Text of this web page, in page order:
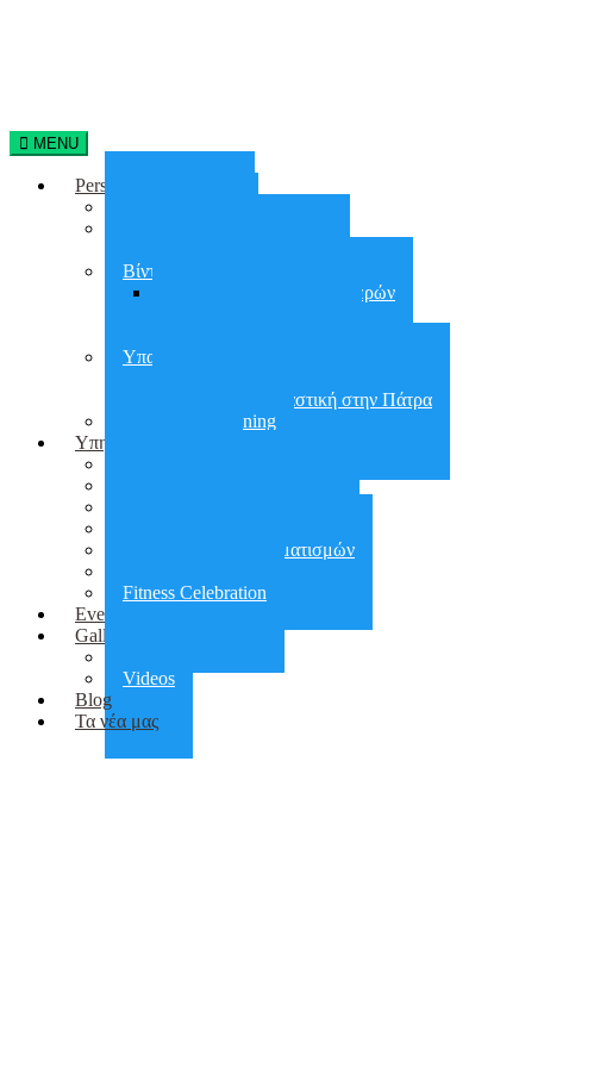
MENU
Personal Training
Βίντεο Γυμναστικής
Απώλεια Βάρους 90 Ημερών
Υπαίθρια Γυμναστική
Υπαίθρια Γυμναστική στην Πάτρα
Small group training
Υπηρεσίες
Αποκατάσταση τραυματισμών
Fitness Celebration
Events
Gallery
Videos
Blog
Τα νέα μας